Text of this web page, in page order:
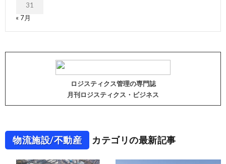
31
« 7月
ロジスティクス管理の専門誌
月刊ロジスティクス・ビジネス
物流施設/不動産 カテゴリの最新記事